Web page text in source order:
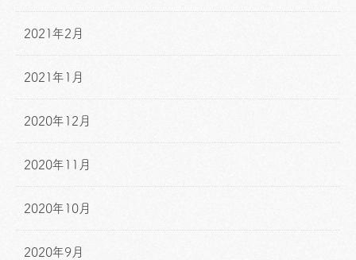
2021年2月
2021年1月
2020年12月
2020年11月
2020年10月
2020年9月